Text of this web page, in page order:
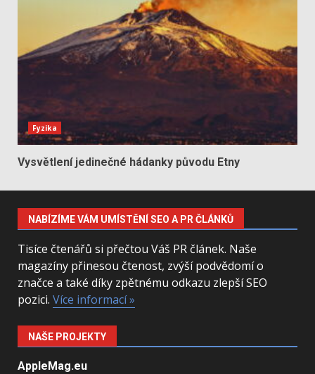
Fyzika
Vysvětlení jedinečné hádanky původu Etny
NABÍZÍME VÁM UMÍSTĚNÍ SEO A PR ČLÁNKŮ
Tisíce čtenářů si přečtou Váš PR článek. Naše
magazíny přinesou čtenost, zvýší podvědomí o
značce a také díky zpětnému odkazu zlepší SEO
pozici. Více informací »
NAŠE PROJEKTY
AppleMag.eu